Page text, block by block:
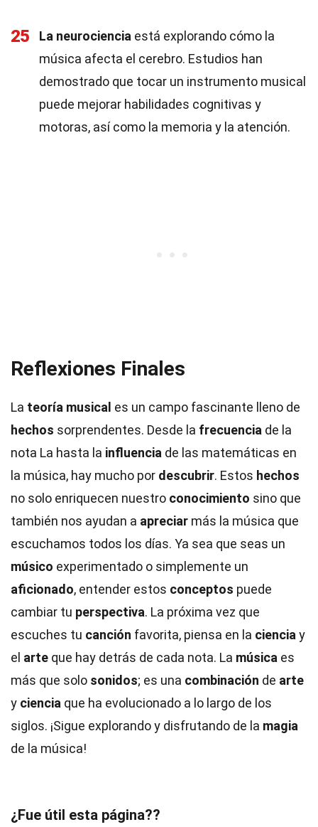
25 La neurociencia está explorando cómo la
música afecta el cerebro. Estudios han
demostrado que tocar un instrumento musical
puede mejorar habilidades cognitivas y
motoras, así como la memoria y la atención.
Reflexiones Finales
La teoría musical es un campo fascinante lleno de
hechos sorprendentes. Desde la frecuencia de la
nota La hasta la influencia de las matemáticas en
la música, hay mucho por descubrir. Estos hechos
no solo enriquecen nuestro conocimiento sino que
también nos ayudan a apreciar más la música que
escuchamos todos los días. Ya sea que seas un
músico experimentado o simplemente un
aficionado, entender estos conceptos puede
cambiar tu perspectiva. La próxima vez que
escuches tu canción favorita, piensa en la ciencia y
el arte que hay detrás de cada nota. La música es
más que solo sonidos; es una combinación de arte
y ciencia que ha evolucionado a lo largo de los
siglos. ¡Sigue explorando y disfrutando de la magia
de la música!
¿Fue útil esta página??